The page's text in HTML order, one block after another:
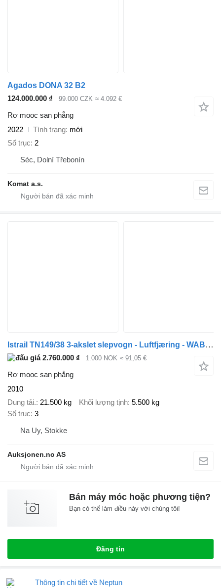
Agados DONA 32 B2
124.000.000 ₫
99.000 CZK ≈ 4.092 €
Rơ mooc san phẳng
2022
Tình trạng mới
Số trục 2
Séc, Dolní Třebonín
Komat a.s.
Istrail TN149/38 3-akslet slepvogn - Luftfjæring - WABCO EBS/ABS - 27 00
2.760.000 ₫ 1.000 NOK ≈ 91,05 €
Rơ mooc san phẳng
2010
Dung tải. 21.500 kg Khối lượng tịnh 5.500 kg
Số trục 3
Na Uy, Stokke
Auksjonen.no AS
Bán máy móc hoặc phương tiện?
Bạn có thể làm điều này với chúng tôi!
Đăng tin
Thông tin chi tiết về Neptun